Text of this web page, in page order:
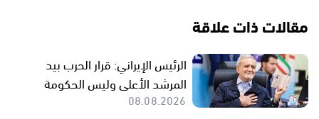
مقالات ذات علاقة
الرئيس الإيراني: قرار الحرب بيد
المرشد الأعلى وليس الحكومة
08.08.2026